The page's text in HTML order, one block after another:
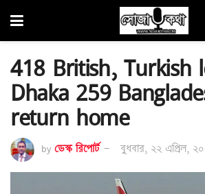
418 British, Turkish
Dhaka 259
return home
by ডেস্ক রিপোর্ট বুধবার, ২২ এপ্রিল,